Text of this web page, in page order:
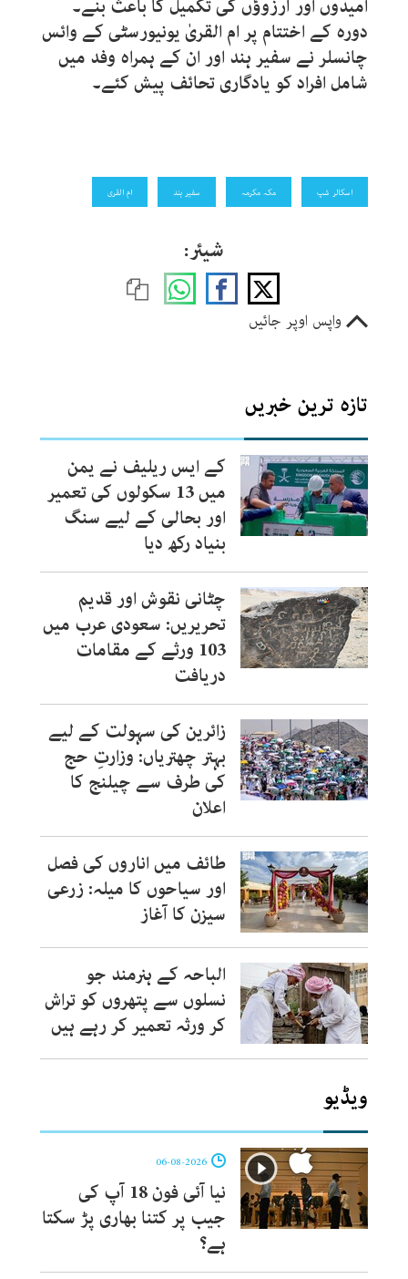
امیدوں اور آرزوﺅں کی تکمیل کا باعث بنے۔
دورہ کے اختتام پر ام القریٰ یونیورسٹی کے وائس
چانسلر نے سفیر ہند اور ان کے ہمراہ وفد میں
شامل افراد کو یادگاری تحائف پیش کئے۔
اسکالر شپ مکہ مکرمہ سفیر ہند ام القری
شیئر:
واپس اوپر جائیں
تازہ ترین خبریں
کے ایس ریلیف نے یمن
میں 13 سکولوں کی تعمیر
اور بحالی کے لیے سنگ
بنیاد رکھ دیا
چٹانی نقوش اور قدیم
تحریریں: سعودی عرب میں
103 ورثے کے مقامات
دریافت
زائرین کی سہولت کے لیے
بہتر چھتریاں: وزارتِ حج
کی طرف سے چیلنج کا
اعلان
طائف میں اناروں کی فصل
اور سیاحوں کا میلہ: زرعی
سیزن کا آغاز
الباحہ کے ہنرمند جو
نسلوں سے پتھروں کو تراش
کر ورثہ تعمیر کر رہے ہیں
ویڈیو
نیا آئی فون 18 آپ کی
جیب پر کتنا بھاری پڑ سکتا
ہے؟